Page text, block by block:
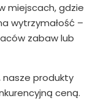
miejscach, gdzie
wytrzymałość –
zabaw lub
nasze produkty
ceną.